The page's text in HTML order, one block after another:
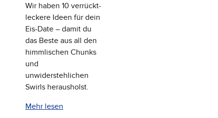
Wir haben 10 verrückt-
leckere Ideen für dein
Eis-Date – damit du
das Beste aus all den
himmlischen Chunks
und
unwiderstehlichen
Swirls herausholst.
Mehr lesen